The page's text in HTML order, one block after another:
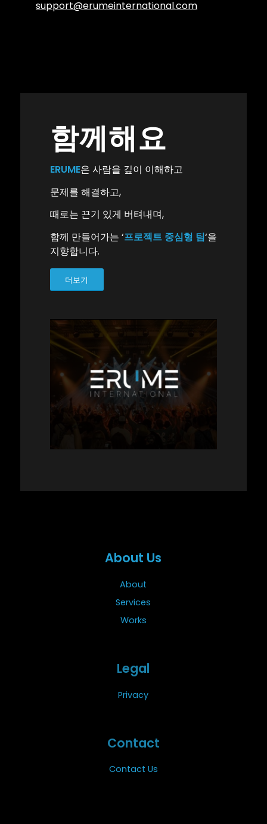
support@erumeinternational.com
함께해요
ERUME은 사람을 깊이 이해하고
문제를 해결하고,
때로는 끈기 있게 버텨내며,
함께 만들어가는 ‘프로젝트 중심형 팀‘을
지향합니다.
더보기
About Us
About
Services
Works
Legal
Privacy
Contact
Contact Us